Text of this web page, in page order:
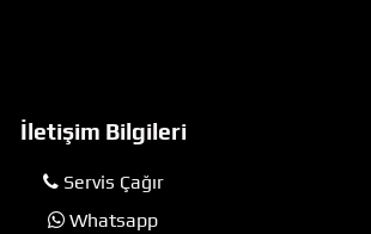
İletişim Bilgileri
Servis Çağır
Whatsapp